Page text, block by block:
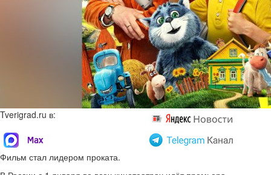
Tverigrad.ru в:
Фильм стал лидером проката.